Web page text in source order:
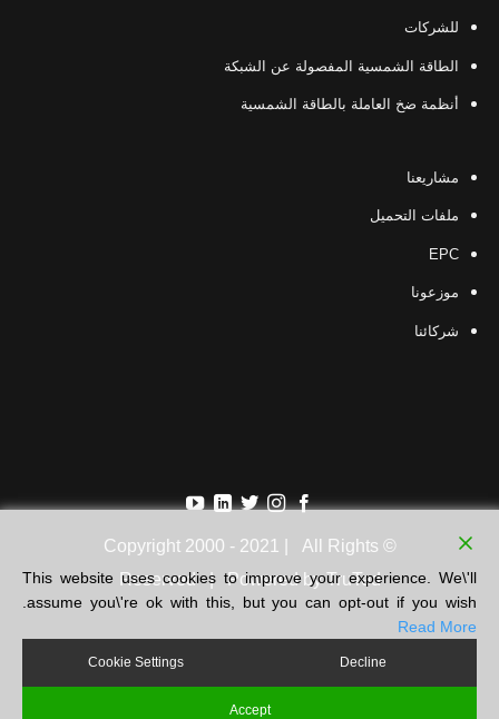
للشركات
الطاقة الشمسية المفصولة عن الشبكة
أنظمة ضخ العاملة بالطاقة الشمسية
مشاريعنا
ملفات التحميل
EPC
موزعونا
شركائنا
© Copyright 2000 - 2021 | All Rights
Reserved | Powered byTruTed
This website uses cookies to improve your experience. We\'ll
assume you\'re ok with this, but you can opt-out if you wish.
Read More
Decline
Cookie Settings
Accept